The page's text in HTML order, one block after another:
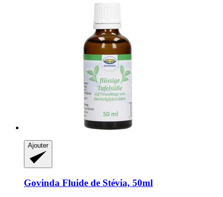
Ajouter
Govinda Fluide de Stévia, 50ml